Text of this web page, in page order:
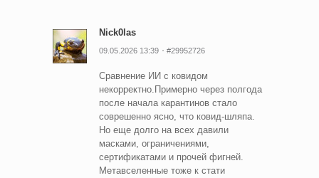
Nick0las
09.05.2026 13:39 #29952726
Сравнение ИИ с ковидом
некорректно.Примерно через полгода
после начала карантинов стало
соврешенно ясно, что ковид-шляпа.
Но еще долго на всех давили
масками, ограничениями,
сертификатами и прочей фигней.
Метавселенные тоже к стати